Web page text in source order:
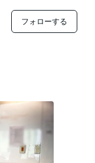
フォローする